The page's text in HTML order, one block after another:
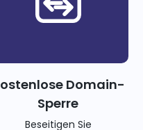
Domain-
Sperre
Beseitigen Sie